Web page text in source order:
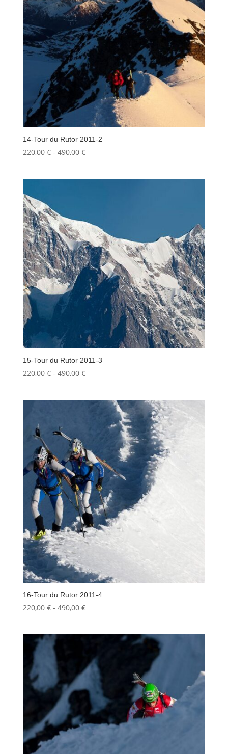
14-Tour du Rutor 2011-2
220,00 € - 490,00 €Fascia
490,00 €
15-Tour du Rutor 2011-3
220,00 € - 490,00 €Fascia
490,00 €
16-Tour du Rutor 2011-4
220,00 € - 490,00 €Fascia
220,00 €
a